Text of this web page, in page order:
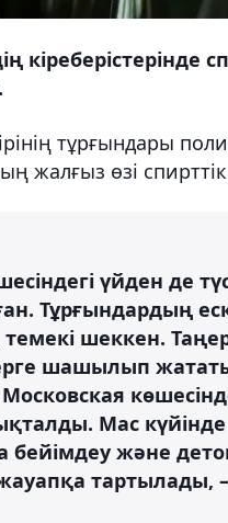
тұрғындары
жалғыз өзі
үйден де
Тұрғындардың
темекі шеккен.
шашылып
Мас
және